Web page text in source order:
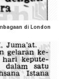
di London